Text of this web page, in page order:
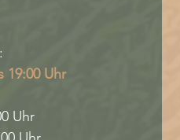
19:00 Uhr
Uhr